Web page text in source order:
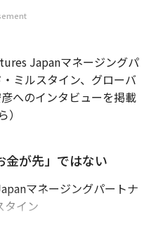
Japanマネージングパ
ミルスタイン、グローバ
へのインタビューを掲載
）
金が先」ではない
マネージングパートナ
タイン